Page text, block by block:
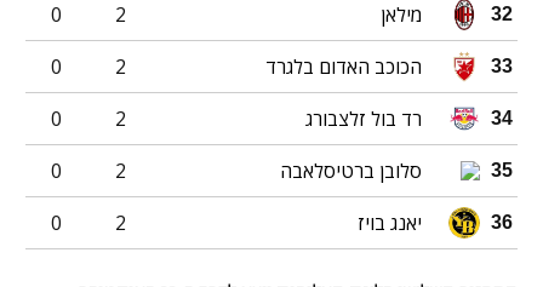
32 מילאן 2
0
33 הכוכב האדום בלגרד 2
0
34 רד בול זלצבורג 2
0
35 סלובן ברטיסלאבה 2
0
36 יאנג בויז 2
0